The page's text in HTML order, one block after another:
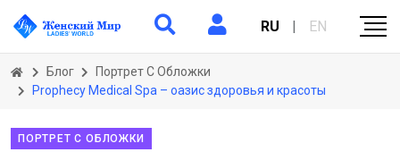
RU | EN
Блог
Портрет С Обложки
Prophecy Medical Spa – оазис здоровья и красоты
ПОРТРЕТ С ОБЛОЖКИ